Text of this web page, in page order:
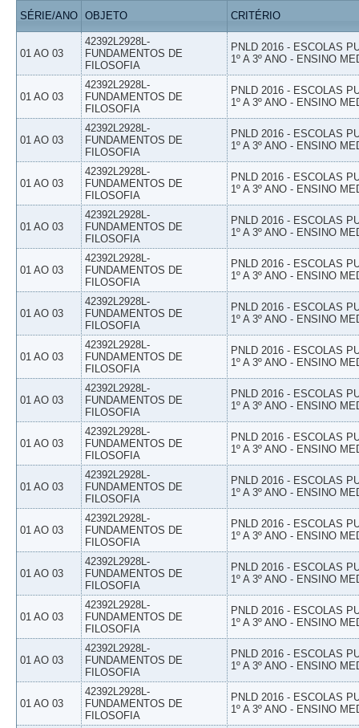
SÉRIE/ANO OBJETO CRITÉRIO
01 AO 03
42392L2928L-
FUNDAMENTOS DE
FILOSOFIA
PNLD 2016 - ESCOLAS
1º A 3º ANO - ENSINO
01 AO 03
42392L2928L-
FUNDAMENTOS DE
FILOSOFIA
PNLD 2016 - ESCOLAS
1º A 3º ANO - ENSINO
01 AO 03
42392L2928L-
FUNDAMENTOS DE
FILOSOFIA
PNLD 2016 - ESCOLAS
1º A 3º ANO - ENSINO
01 AO 03
42392L2928L-
FUNDAMENTOS DE
FILOSOFIA
PNLD 2016 - ESCOLAS
1º A 3º ANO - ENSINO
01 AO 03
42392L2928L-
FUNDAMENTOS DE
FILOSOFIA
PNLD 2016 - ESCOLAS
1º A 3º ANO - ENSINO
01 AO 03
42392L2928L-
FUNDAMENTOS DE
FILOSOFIA
PNLD 2016 - ESCOLAS
1º A 3º ANO - ENSINO
01 AO 03
42392L2928L-
FUNDAMENTOS DE
FILOSOFIA
PNLD 2016 - ESCOLAS
1º A 3º ANO - ENSINO
01 AO 03
42392L2928L-
FUNDAMENTOS DE
FILOSOFIA
PNLD 2016 - ESCOLAS
1º A 3º ANO - ENSINO
01 AO 03
42392L2928L-
FUNDAMENTOS DE
FILOSOFIA
PNLD 2016 - ESCOLAS
1º A 3º ANO - ENSINO
01 AO 03
42392L2928L-
FUNDAMENTOS DE
FILOSOFIA
PNLD 2016 - ESCOLAS
1º A 3º ANO - ENSINO
01 AO 03
42392L2928L-
FUNDAMENTOS DE
FILOSOFIA
PNLD 2016 - ESCOLAS
1º A 3º ANO - ENSINO
01 AO 03
42392L2928L-
FUNDAMENTOS DE
FILOSOFIA
PNLD 2016 - ESCOLAS
1º A 3º ANO - ENSINO
01 AO 03
42392L2928L-
FUNDAMENTOS DE
FILOSOFIA
PNLD 2016 - ESCOLAS
1º A 3º ANO - ENSINO
01 AO 03
42392L2928L-
FUNDAMENTOS DE
FILOSOFIA
PNLD 2016 - ESCOLAS
1º A 3º ANO - ENSINO
01 AO 03
42392L2928L-
FUNDAMENTOS DE
FILOSOFIA
PNLD 2016 - ESCOLAS
1º A 3º ANO - ENSINO
01 AO 03
42392L2928L-
FUNDAMENTOS DE
FILOSOFIA
PNLD 2016 - ESCOLAS
1º A 3º ANO - ENSINO